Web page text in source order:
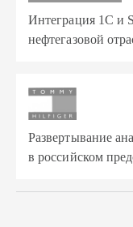
Интеграция 1С и
нефтегазовой
Развертывание
в российском